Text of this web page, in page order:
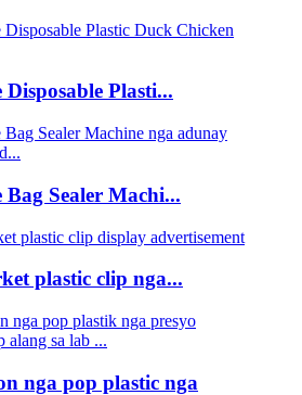
Disposable Plasti...
Bag Sealer Machi...
plastic clip nga...
nga pop plastic nga